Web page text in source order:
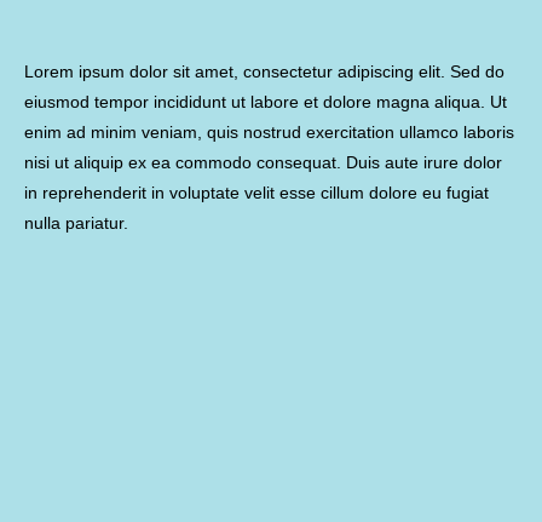
Lorem ipsum dolor sit amet, consectetur adipiscing elit. Sed do
eiusmod tempor incididunt ut labore et dolore magna aliqua. Ut
enim ad minim veniam, quis nostrud exercitation ullamco laboris
nisi ut aliquip ex ea commodo consequat. Duis aute irure dolor
in reprehenderit in voluptate velit esse cillum dolore eu fugiat
nulla pariatur.